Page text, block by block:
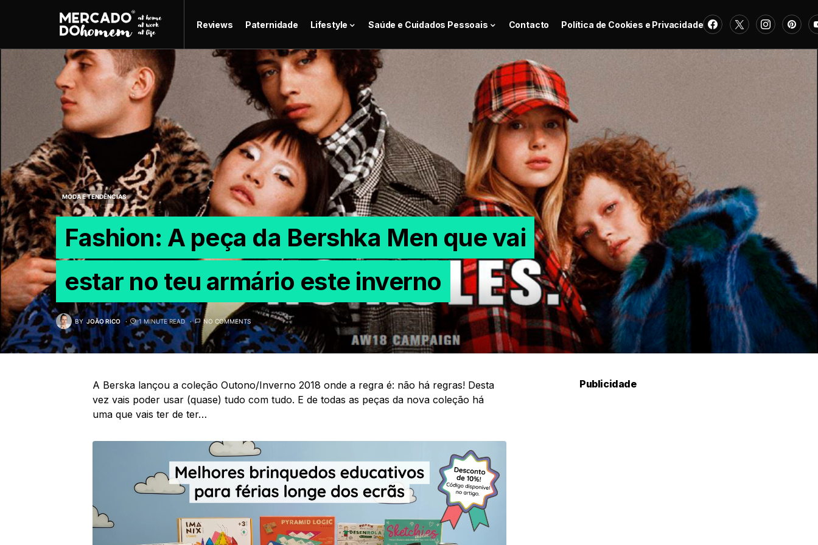
Reviews Paternidade Lifestyle Saúde e Cuidados Pessoais Contacto Política de Cookies e Privacidade
MODA E TENDÊNCIAS
Fashion: A peça da Bershka Men que vai
estar no teu armário este inverno
BY JOÃO RICO 1 MINUTE READ NO COMMENTS
A Berska lançou a coleção Outono/Inverno 2018 onde a regra é: não há regras! Desta
vez vais poder usar (quase) tudo com tudo. E de todas as peças da nova coleção há
uma que vais ter de ter…
Publicidade